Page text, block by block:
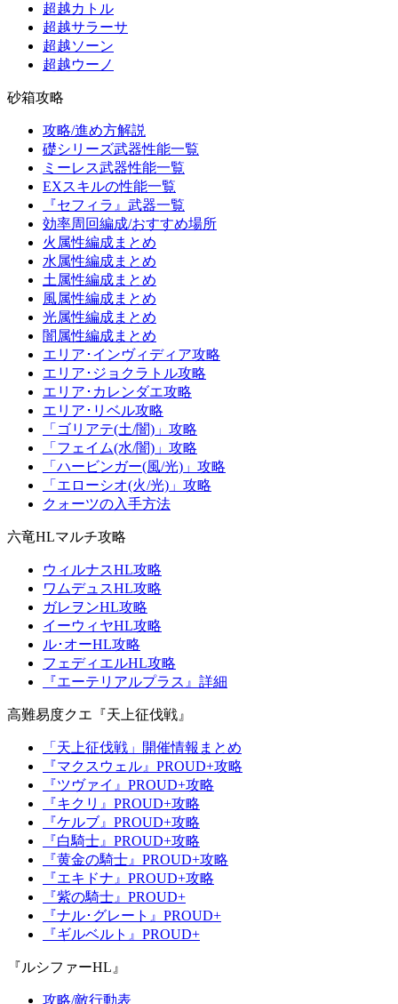
超越カトル
超越サラーサ
超越ソーン
超越ウーノ
砂箱攻略
攻略/進め方解説
礎シリーズ武器性能一覧
ミーレス武器性能一覧
EXスキルの性能一覧
『セフィラ』武器一覧
効率周回編成/おすすめ場所
火属性編成まとめ
水属性編成まとめ
土属性編成まとめ
風属性編成まとめ
光属性編成まとめ
闇属性編成まとめ
エリア･インヴィディア攻略
エリア･ジョクラトル攻略
エリア･カレンダエ攻略
エリア･リベル攻略
「ゴリアテ(土/闇)」攻略
「フェイム(水/闇)」攻略
「ハービンガー(風/光)」攻略
「エローシオ(火/光)」攻略
クォーツの入手方法
六竜HLマルチ攻略
ウィルナスHL攻略
ワムデュスHL攻略
ガレヲンHL攻略
イーウィヤHL攻略
ル･オーHL攻略
フェディエルHL攻略
『エーテリアルプラス』詳細
高難易度クエ『天上征伐戦』
「天上征伐戦」開催情報まとめ
『マクスウェル』PROUD+攻略
『ツヴァイ』PROUD+攻略
『キクリ』PROUD+攻略
『ケルブ』PROUD+攻略
『白騎士』PROUD+攻略
『黄金の騎士』PROUD+攻略
『エキドナ』PROUD+攻略
『紫の騎士』PROUD+
『ナル･グレート』PROUD+
『ギルベルト』PROUD+
『ルシファーHL』
攻略/敵行動表